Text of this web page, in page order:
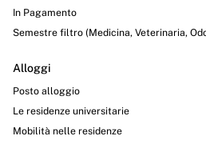
In Pagamento
Semestre filtro (Medicina, Veterinaria,
Alloggi
Posto alloggio
Le residenze universitarie
Mobilità nelle residenze